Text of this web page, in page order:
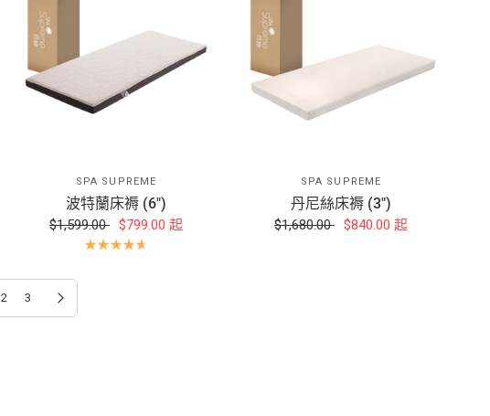
SPA SUPREME
波特蘭床褥 (6")
$1,599.00 $799.00 起
SPA SUPREME
丹尼絲床褥 (3")
$1,680.00 $840.00 起
2 3 下一頁